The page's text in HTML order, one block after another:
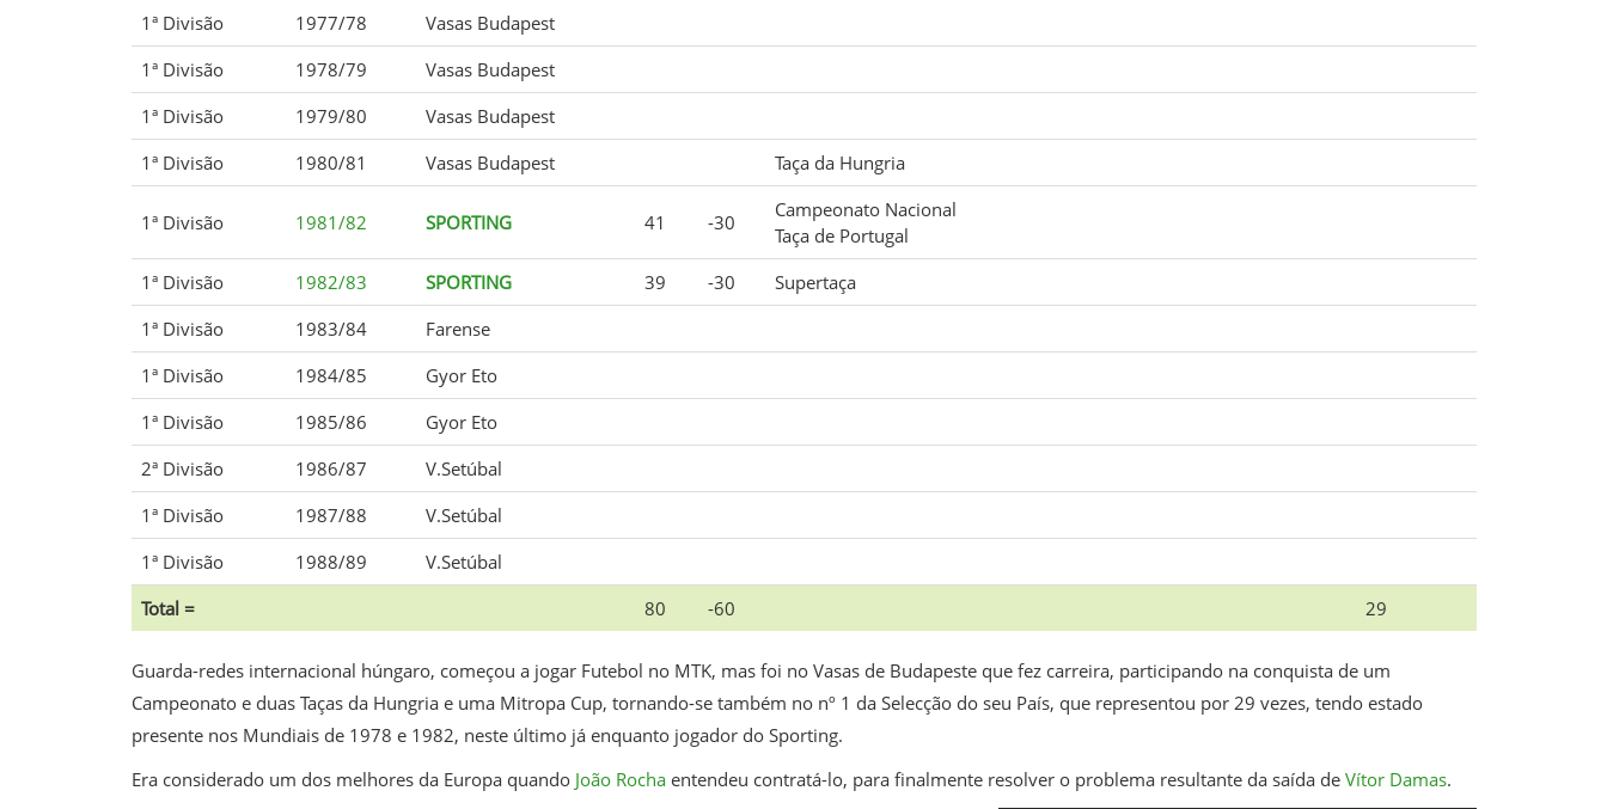
1ª Divisão
1977/78
Vasas Budapest
1ª Divisão
1978/79
Vasas Budapest
1ª Divisão
1979/80
Vasas Budapest
1ª Divisão
1980/81 Vasas Budapest Taça da Hungria
1ª Divisão 1981/82 SPORTING 41 -30
Campeonato Nacional
Taça de Portugal
1ª Divisão
1982/83 SPORTING 39 -30
Supertaça
1ª Divisão
1983/84
Farense
1ª Divisão
1984/85
Gyor Eto
1ª Divisão
1985/86
Gyor Eto
2ª Divisão
1986/87
V.Setúbal
1ª Divisão
1987/88
V.Setúbal
1ª Divisão
1988/89
V.Setúbal
Total =
80 -60 29
Guarda-redes internacional húngaro, começou a jogar Futebol no MTK, mas foi no Vasas de Budapeste que fez carreira, participando na conquista de um
Campeonato e duas Taças da Hungria e uma Mitropa Cup, tornando-se também no nº 1 da Selecção do seu País, que representou por 29 vezes, tendo estado
presente nos Mundiais de 1978 e 1982, neste último já enquanto jogador do Sporting.
Era considerado um dos melhores da Europa quando João Rochaentendeu contratá-lo, para finalmente resolver o problema resultante da saída de Vítor Damas.